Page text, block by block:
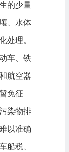
的少量
、水体
处理。
车、铁
航空器
免征
染物排
以准确
船税、